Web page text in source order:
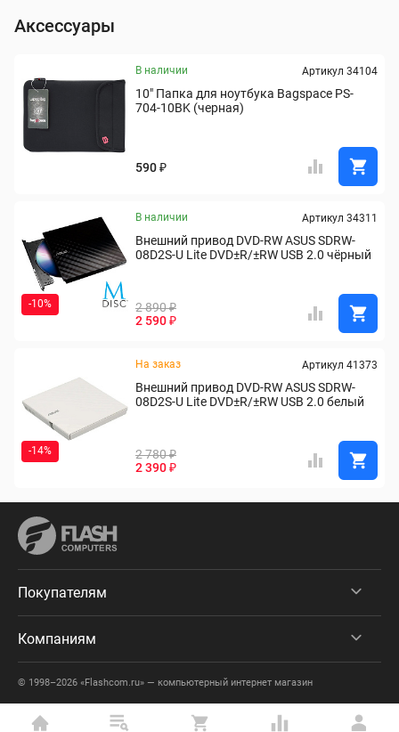
Аксессуары
В наличии Артикул 34104
10" Папка для ноутбука Bagspace PS-
704-10BK (черная)
590 ₽
В наличии
-10%
Артикул 34311
Внешний привод DVD-RW ASUS SDRW-
08D2S-U Lite DVD±R/±RW USB 2.0 чёрный
2 890 ₽
2 590 ₽
На заказ
-14%
Артикул 41373
Внешний привод DVD-RW ASUS SDRW-
08D2S-U Lite DVD±R/±RW USB 2.0 белый
2 780 ₽
2 390 ₽
Покупателям
Компаниям
© 1998–2026 «Flashcom.ru» — компьютерный интернет магазин